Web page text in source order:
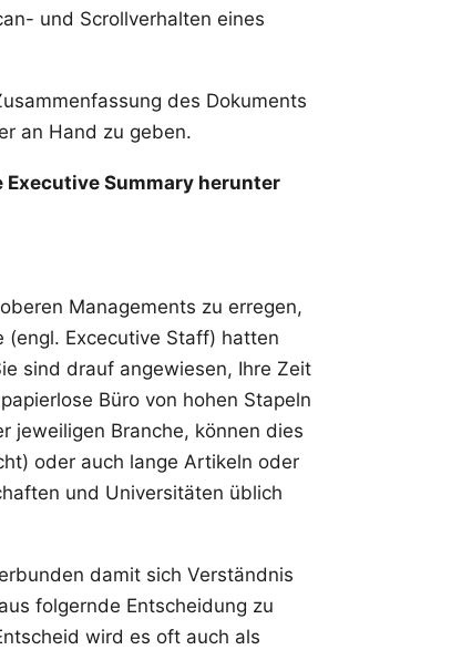
und Scrollverhalten eines
des Dokuments
an Hand zu geben.
Summary herunter
Managements zu erregen,
(engl. Excecutive Staff) hatten
sind drauf angewiesen, Ihre Zeit
Büro von hohen Stapeln
jeweiligen Branche, können dies
oder auch lange Artikeln oder
und Universitäten üblich
damit sich Verständnis
folgernde Entscheidung zu
wird es oft auch als